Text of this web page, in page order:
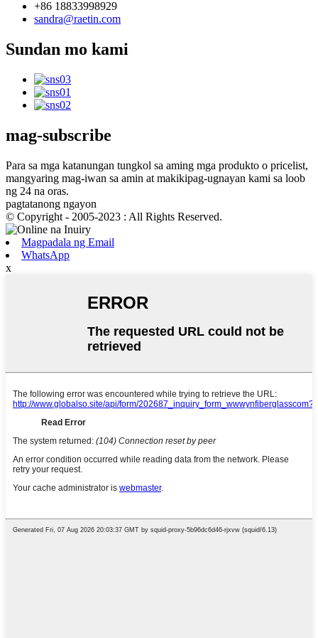
+86 18833998929
sandra@raetin.com
Sundan mo kami
mag-subscribe
Para sa mga katanungan tungkol sa aming mga produkto o pricelist,
mangyaring mag-iwan sa amin at makikipag-ugnayan kami sa loob
ng 24 na oras.
pagtatanong ngayon
© Copyright - 2005-2023 : All Rights Reserved.
Magpadala ng Email
WhatsApp
x